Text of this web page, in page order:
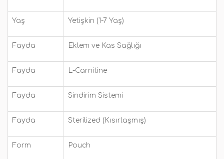
Yaş Yetişkin (1-7 Yaş)
Fayda Eklem ve Kas Sağlığı
Fayda L-Carnitine
Fayda Sindirim Sistemi
Fayda Sterilized (Kısırlaşmış)
Form Pouch